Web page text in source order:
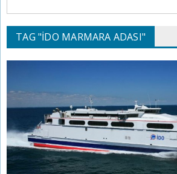
TAG "İDO MARMARA ADASI"